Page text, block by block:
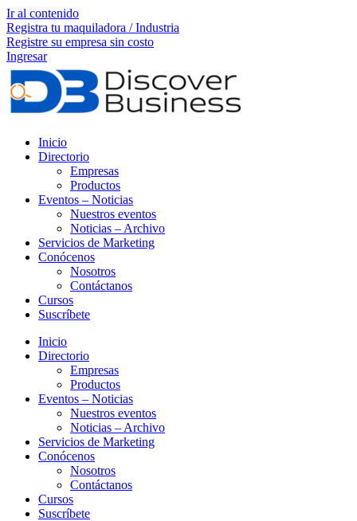
Ir al contenido
Registra tu maquiladora / Industria
Registre su empresa sin costo
Ingresar
Inicio
Directorio
Empresas
Productos
Eventos – Noticias
Nuestros eventos
Noticias – Archivo
Servicios de Marketing
Conócenos
Nosotros
Contáctanos
Cursos
Suscríbete
Inicio
Directorio
Empresas
Productos
Eventos – Noticias
Nuestros eventos
Noticias – Archivo
Servicios de Marketing
Conócenos
Nosotros
Contáctanos
Cursos
Suscríbete